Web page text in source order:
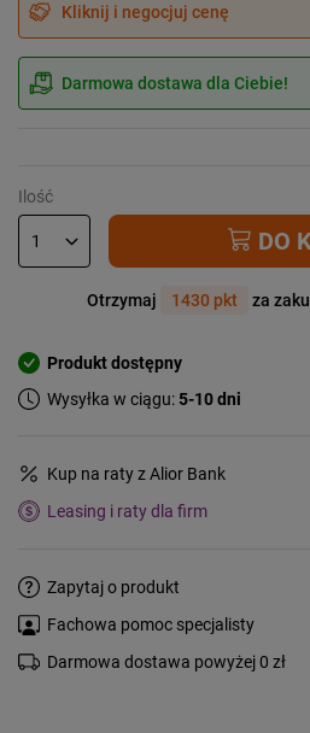
Kliknij i negocjuj cenę
Darmowa dostawa dla Ciebie!
Ilość
DO
Otrzymaj 1430 pkt za
Produkt dostępny
Wysyłka w ciągu:5-10 dni
Kup na raty z Alior Bank
Leasing i raty dla firm
Zapytaj o produkt
Fachowa pomoc specjalisty
Darmowa dostawa powyżej 0 zł